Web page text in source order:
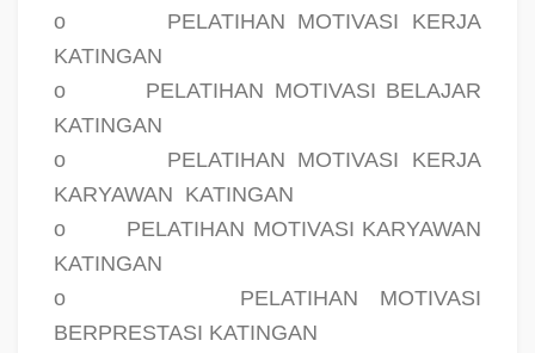
o
PELATIHAN MOTIVASI KERJA
KATINGAN
o
PELATIHAN MOTIVASI BELAJAR
KATINGAN
o
PELATIHAN MOTIVASI KERJA
KARYAWAN KATINGAN
o
PELATIHAN MOTIVASI KARYAWAN
KATINGAN
o
PELATIHAN MOTIVASI
BERPRESTASI KATINGAN